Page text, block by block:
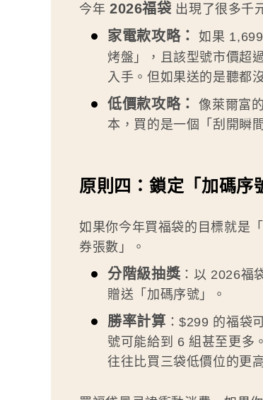
今年 2026福袋出現了很多千
家電款攻略：
如果
烤盤」，且該型號市價超
入手。但如果送的是聽都
低價款攻略：
像萊爾富
本，買的是一個「刮開瞬
原則四：鎖定「加碼序
如果你今年買福袋的目標就是
券張數」。
分階級抽獎 ：以 2026福
贈送「加碼序號」。
勝率計算 ：$299 的福袋
號可能給到 6 組甚至更多
往往比買三袋低價位的更